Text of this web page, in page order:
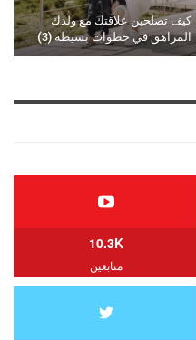
كيف تصلحين علاقتك مع ولدك
المراهق في خطوات بسيطة (3)
10.3K
متابعين